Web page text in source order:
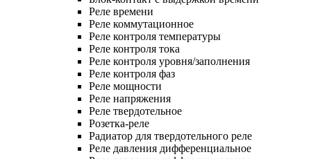
Реле времени
Реле коммутационное
Реле контроля температуры
Реле контроля тока
Реле контроля уровня/заполнения
Реле контроля фаз
Реле мощности
Реле напряжения
Реле твердотельное
Розетка-реле
Радиатор для твердотельного реле
Реле давления дифференциальное